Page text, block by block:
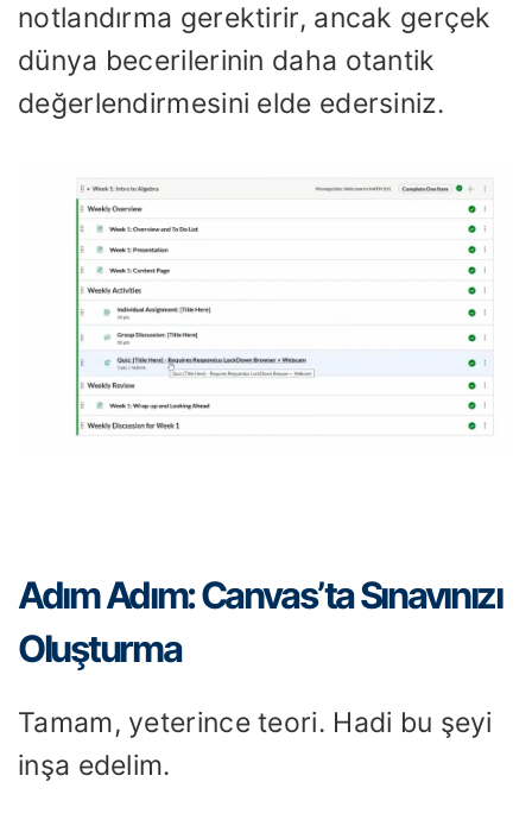
notlandırma gerektirir, ancak gerçek
dünya becerilerinin daha otantik
değerlendirmesini elde edersiniz.
Adım Adım: Canvas’ta Sınavınızı
Oluşturma
Tamam, yeterince teori. Hadi bu şeyi
inşa edelim.